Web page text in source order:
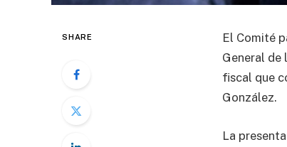
SHARE
El Comité
General de
fiscal que
González.
La